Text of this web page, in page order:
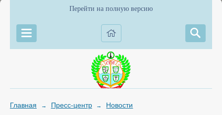
Перейти на полную версию
Главная → Пресс-центр → Новости